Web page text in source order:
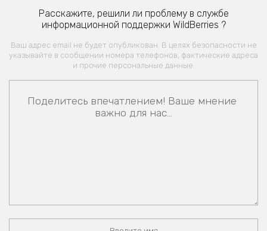
Расскажите, решили ли проблему в службе
информационной поддержки WildBerries ?
Ваш адрес email не будет опубликован. В целях безопасности не
указывайте в сообщении номера телефонов, фактические адреса
и прочие персональные данные.